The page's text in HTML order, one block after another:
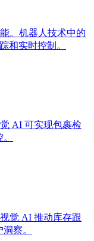
。机器人技术中的
和实时控制。
AI 可实现包裹检
觉 AI 推动库存跟
察。